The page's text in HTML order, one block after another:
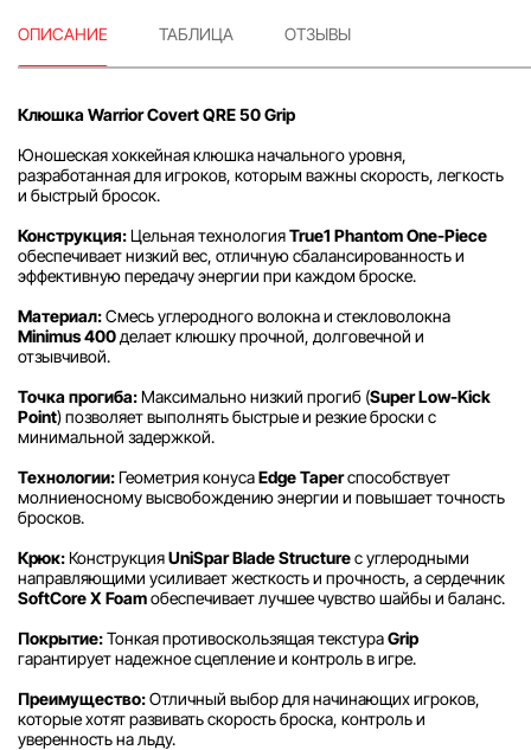
ОПИСАНИЕ ТАБЛИЦА ОТЗЫВЫ
Клюшка Warrior Covert QRE 50 Grip
Юношеская хоккейная клюшка начального уровня,
разработанная для игроков, которым важны скорость, легкость
и быстрый бросок.
Конструкция:Цельная технологияTrue1 Phantom One-Piece
обеспечивает низкий вес, отличную сбалансированность и
эффективную передачу энергии при каждом броске.
Материал:Смесь углеродного волокна и стекловолокна
Minimus 400делает клюшку прочной, долговечной и
отзывчивой.
Точка прогиба:Максимально низкий прогиб (Super Low-Kick
Point) позволяет выполнять быстрые и резкие броски с
минимальной задержкой.
Технологии:Геометрия конусаEdge Taperспособствует
молниеносному высвобождению энергии и повышает точность
бросков.
Крюк:КонструкцияUniSpar Blade Structureс углеродными
направляющими усиливает жесткость и прочность, а сердечник
SoftCore X Foamобеспечивает лучшее чувство шайбы и баланс.
Покрытие:Тонкая противоскользящая текстураGrip
гарантирует надежное сцепление и контроль в игре.
Преимущество:Отличный выбор для начинающих игроков,
которые хотят развивать скорость броска, контроль и
уверенность на льду.